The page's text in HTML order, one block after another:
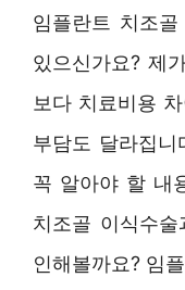
임플란트 치조
있으신가요? 제
보다 치료비용
부담도 달라집
꼭 알아야 할 내
치조골 이식수
인해볼까요? 임